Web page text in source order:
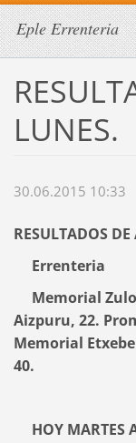
Eple Errenteria
LUNES.
30.06.2015 10:33
RESULTADOS
Errenteria
Memorial
Aizpuru, 22.
Memorial
40.
HOY MARTES